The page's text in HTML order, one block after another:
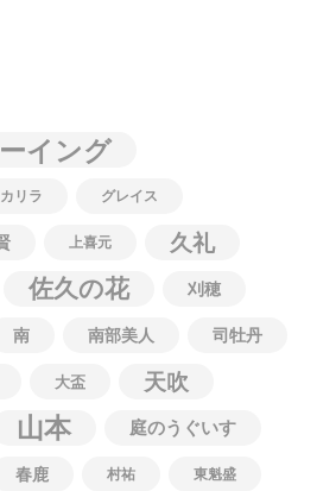
イング
カリラ グレイス
上喜元
久礼
佐久の花 刈穂
南 南部美人 司牡丹
大盃 天吹
山本 庭のうぐいす
春鹿 村祐 東魁盛